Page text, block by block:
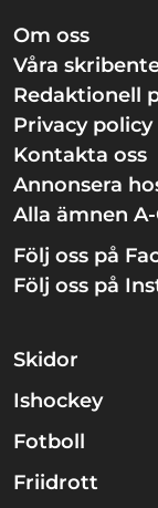
Om oss
Våra
Redaktionell
Privacy policy
Kontakta oss
Annonsera
Alla ämnen
Följ oss på
Följ oss på
Skidor
Ishockey
Fotboll
Friidrott